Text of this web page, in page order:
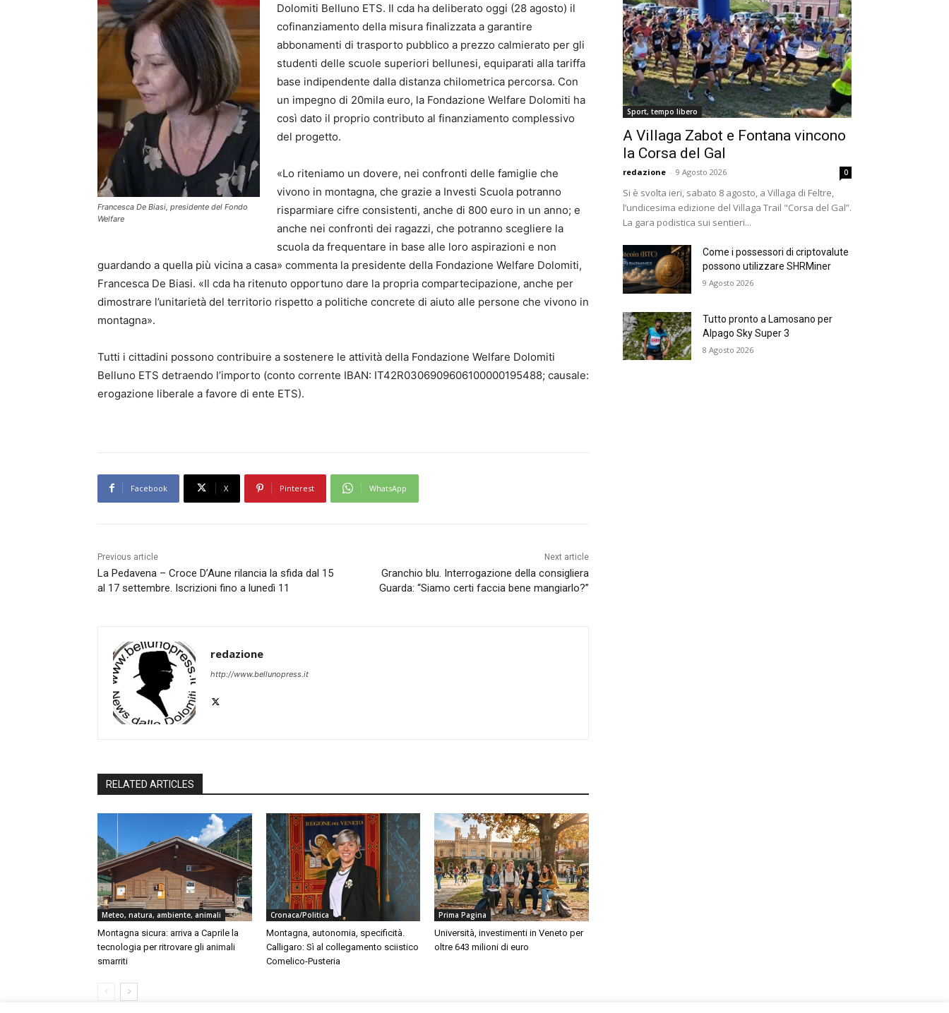
Francesca De Biasi, presidente del Fondo
Welfare
Dolomiti Belluno ETS. Il cda ha deliberato oggi (28 agosto) il
cofinanziamento della misura finalizzata a garantire
abbonamenti di trasporto pubblico a prezzo calmierato per gli
studenti delle scuole superiori bellunesi, equiparati alla tariffa
base indipendente dalla distanza chilometrica percorsa. Con
un impegno di 20mila euro, la Fondazione Welfare Dolomiti ha
così dato il proprio contributo al finanziamento complessivo
del progetto.
«Lo riteniamo un dovere, nei confronti delle famiglie che
vivono in montagna, che grazie a Investi Scuola potranno
risparmiare cifre consistenti, anche di 800 euro in un anno; e
anche nei confronti dei ragazzi, che potranno scegliere la
scuola da frequentare in base alle loro aspirazioni e non
guardando a quella più vicina a casa» commenta la presidente della Fondazione Welfare Dolomiti,
Francesca De Biasi. «Il cda ha ritenuto opportuno dare la propria compartecipazione, anche per
dimostrare l’unitarietà del territorio rispetto a politiche concrete di aiuto alle persone che vivono in
montagna».
Tutti i cittadini possono contribuire a sostenere le attività della Fondazione Welfare Dolomiti
Belluno ETS detraendo l’importo (conto corrente IBAN: IT42R0306909606100000195488; causale:
erogazione liberale a favore di ente ETS).
Facebook X Pinterest WhatsApp
Previous article
La Pedavena – Croce D’Aune rilancia la sfida dal 15
al 17 settembre. Iscrizioni fino a lunedì 11
Next article
Granchio blu. Interrogazione della consigliera
Guarda: “Siamo certi faccia bene mangiarlo?”
redazione
http://www.bellunopress.it
RELATED ARTICLES
Meteo, natura, ambiente, animali
Montagna sicura: arriva a Caprile la
tecnologia per ritrovare gli animali
smarriti
Cronaca/Politica
Montagna, autonomia, specificità.
Calligaro: Sì al collegamento sciistico
Comelico-Pusteria
Prima Pagina
Università, investimenti in Veneto per
oltre 643 milioni di euro
Sport, tempo libero
A Villaga Zabot e Fontana vincono
la Corsa del Gal
redazione - 9 Agosto 2026 0
Si è svolta ieri, sabato 8 agosto, a Villaga di Feltre,
l’undicesima edizione del Villaga Trail "Corsa del Gal”.
La gara podistica sui sentieri...
Come i possessori di criptovalute
possono utilizzare SHRMiner
9 Agosto 2026
Tutto pronto a Lamosano per
Alpago Sky Super 3
8 Agosto 2026